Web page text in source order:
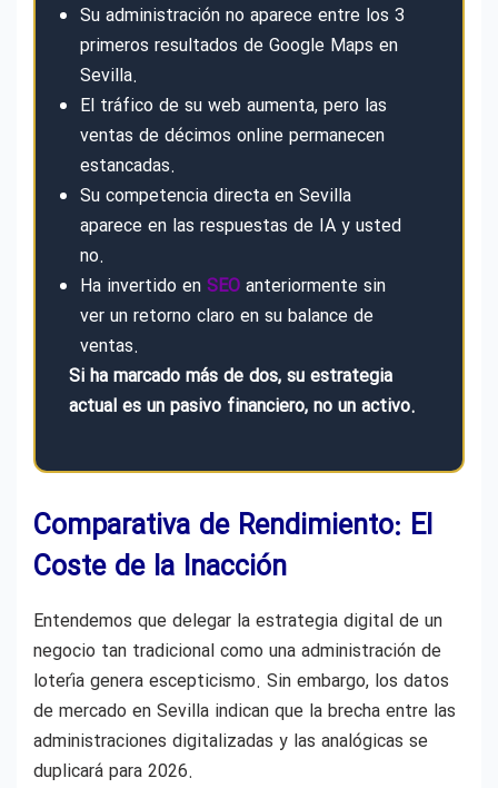
Su administración no aparece entre los 3
primeros resultados de Google Maps en
Sevilla.
El tráfico de su web aumenta, pero las
ventas de décimos online permanecen
estancadas.
Su competencia directa en Sevilla
aparece en las respuestas de IA y usted
no.
Ha invertido en SEO anteriormente sin
ver un retorno claro en su balance de
ventas.
Si ha marcado más de dos, su estrategia
actual es un pasivo financiero, no un activo.
Comparativa de Rendimiento: El
Coste de la Inacción
Entendemos que delegar la estrategia digital de un
negocio tan tradicional como una administración de
lotería genera escepticismo. Sin embargo, los datos
de mercado en Sevilla indican que la brecha entre las
administraciones digitalizadas y las analógicas se
duplicará para 2026.